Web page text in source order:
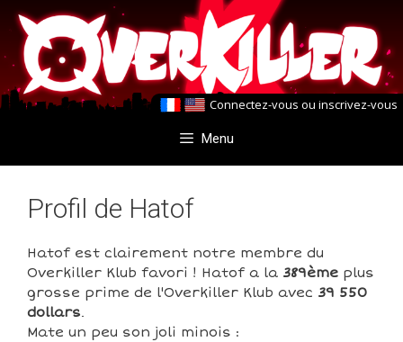
Aller
au
contenu
Aller
au
contenu
Connectez-vous ou inscrivez-vous
Menu
Profil de Hatof
Hatof est clairement notre membre du
Overkiller Klub favori ! Hatof a la 389ème plus
grosse prime de l'Overkiller Klub avec 39 550
dollars.
Mate un peu son joli minois :